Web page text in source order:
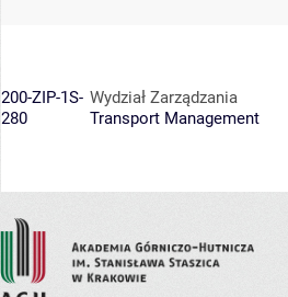
200-ZIP-1S-
280
Wydział Zarządzania
Transport Management